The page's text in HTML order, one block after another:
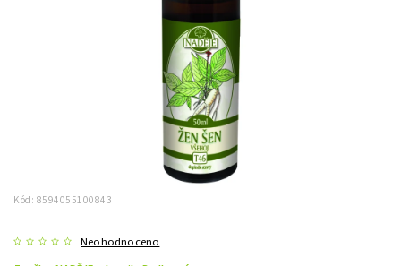
Kód: 8594055100843
Neohodnoceno